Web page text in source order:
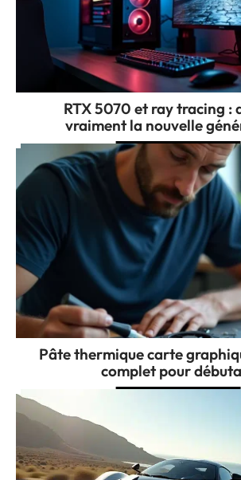
RTX 5070 et ray tracing :
vraiment la nouvelle
Pâte thermique carte
complet pour